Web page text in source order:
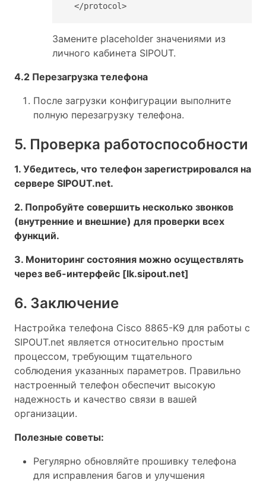
  </protocol>
Замените placeholder значениями из
личного кабинета SIPOUT.
4.2 Перезагрузка телефона
После загрузки конфигурации выполните
полную перезагрузку телефона.
5. Проверка работоспособности
1. Убедитесь, что телефон зарегистрировался на
сервере SIPOUT.net.
2. Попробуйте совершить несколько звонков
(внутренние и внешние) для проверки всех
функций.
3. Мониторинг состояния можно осуществлять
через веб-интерфейс [lk.sipout.net]
6. Заключение
Настройка телефона Cisco 8865-K9 для работы с
SIPOUT.net является относительно простым
процессом, требующим тщательного
соблюдения указанных параметров. Правильно
настроенный телефон обеспечит высокую
надежность и качество связи в вашей
организации.
Полезные советы:
Регулярно обновляйте прошивку телефона
для исправления багов и улучшения